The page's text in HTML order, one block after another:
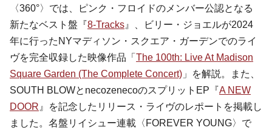
〈360°〉では、ピンク・フロイドのメンバー公認となる
新たなベスト盤『8-Tracks 』、ビリー・ジョエルが2024
年に行ったNYマディソン・スクエア・ガーデンでのライ
ヴを完全収録した映像作品「 The 100th: Live At Madison
Square Garden (The Complete Concert) 」を解説。また、
SOUTH BLOWとnecozenecoのスプリットEP『A NEW
DOOR 』を記念したリリース・ライヴのレポートを掲載し
ました。名盤リイシュー連載〈FOREVER YOUNG〉で